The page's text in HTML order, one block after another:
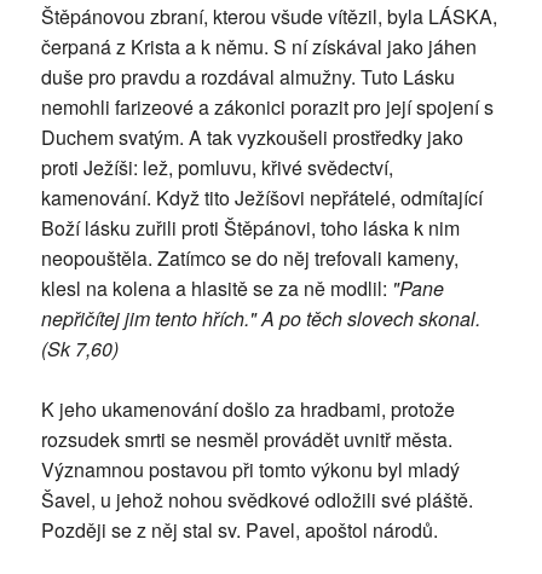
Štěpánovou zbraní, kterou všude vítězil, byla LÁSKA,
čerpaná z Krista a k němu. S ní získával jako jáhen
duše pro pravdu a rozdával almužny. Tuto Lásku
nemohli farizeové a zákonici porazit pro její spojení s
Duchem svatým. A tak vyzkoušeli prostředky jako
proti Ježíši: lež, pomluvu, křivé svědectví,
kamenování. Když tito Ježíšovi nepřátelé, odmítající
Boží lásku zuřili proti Štěpánovi, toho láska k nim
neopouštěla. Zatímco se do něj trefovali kameny,
klesl na kolena a hlasitě se za ně modlil: "Pane
nepřičítej jim tento hřích." A po těch slovech skonal.
(Sk 7,60)
K jeho ukamenování došlo za hradbami, protože
rozsudek smrti se nesměl provádět uvnitř města.
Významnou postavou při tomto výkonu byl mladý
Šavel, u jehož nohou svědkové odložili své pláště.
Později se z něj stal sv. Pavel, apoštol národů.